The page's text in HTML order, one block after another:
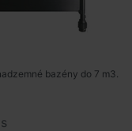
bazény do 7 m3.